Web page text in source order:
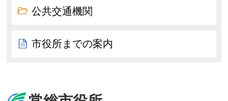
公共交通機関
市役所までの案内